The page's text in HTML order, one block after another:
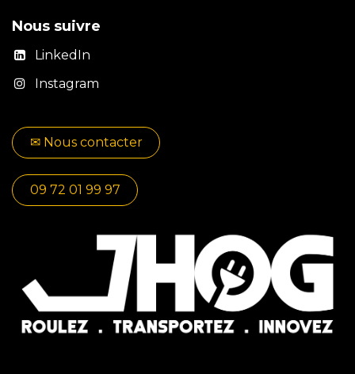
Nous suivre
LinkedIn
Instagram
✉​​ No​​​​us contacter
09 72 01 99 97